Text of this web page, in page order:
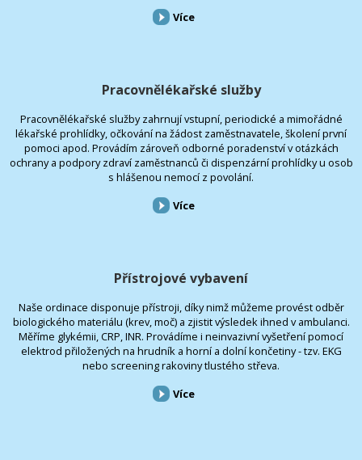
Více
Pracovnělékařské služby
Pracovnělékařské služby zahrnují vstupní, periodické a mimořádné
lékařské prohlídky, očkování na žádost zaměstnavatele, školení první
pomoci apod. Provádím zároveň odborné poradenství v otázkách
ochrany a podpory zdraví zaměstnanců či dispenzární prohlídky u osob
s hlášenou nemocí z povolání.
Více
Přístrojové vybavení
Naše ordinace disponuje přístroji, díky nimž můžeme provést odběr
biologického materiálu (krev, moč) a zjistit výsledek ihned v ambulanci.
Měříme glykémii, CRP, INR. Provádíme i neinvazivní vyšetření pomocí
elektrod přiložených na hrudník a horní a dolní končetiny - tzv. EKG
nebo screening rakoviny tlustého střeva.
Více